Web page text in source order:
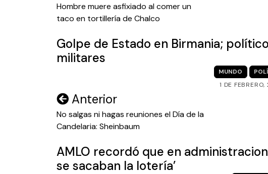
de
Hombre muere asfixiado al comer un
taco en tortillería de Chalco
Golpe de Estado en Birmania;
militares
MUNDO
1 DE FEBRERO,
Navegación
de
Anterior
No salgas ni hagas reuniones el Día de la
Candelaria: Sheinbaum
AMLO recordó que en
se sacaban la lotería’